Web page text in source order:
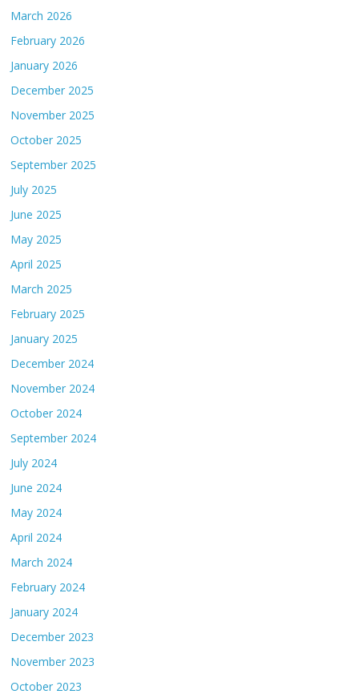
March 2026
February 2026
January 2026
December 2025
November 2025
October 2025
September 2025
July 2025
June 2025
May 2025
April 2025
March 2025
February 2025
January 2025
December 2024
November 2024
October 2024
September 2024
July 2024
June 2024
May 2024
April 2024
March 2024
February 2024
January 2024
December 2023
November 2023
October 2023